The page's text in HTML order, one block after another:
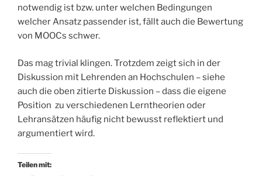
notwendig ist bzw. unter welchen Bedingungen
welcher Ansatz passender ist, fällt auch die Bewertung
von MOOCs schwer.
Das mag trivial klingen. Trotzdem zeigt sich in der
Diskussion mit Lehrenden an Hochschulen – siehe
auch die oben zitierte Diskussion – dass die eigene
Position zu verschiedenen Lerntheorien oder
Lehransätzen häufig nicht bewusst reflektiert und
argumentiert wird.
Teilen mit: